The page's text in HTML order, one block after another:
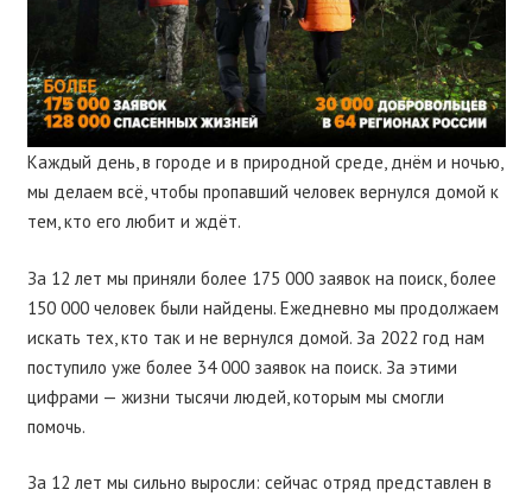
Каждый день, в городе и в природной среде, днём и ночью,
мы делаем всё, чтобы пропавший человек вернулся домой к
тем, кто его любит и ждёт.
За 12 лет мы приняли более 175 000 заявок на поиск, более
150 000 человек были найдены. Ежедневно мы продолжаем
искать тех, кто так и не вернулся домой. За 2022 год нам
поступило уже более 34 000 заявок на поиск. За этими
цифрами — жизни тысячи людей, которым мы смогли
помочь.
За 12 лет мы сильно выросли: сейчас отряд представлен в